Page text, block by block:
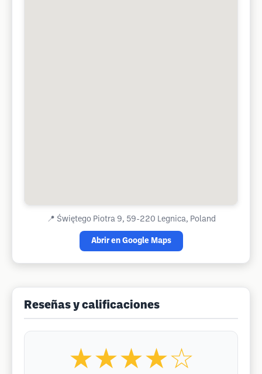
📍 Świętego Piotra 9, 59-220 Legnica, Poland
Abrir en Google Maps
Reseñas y calificaciones
★★★★☆